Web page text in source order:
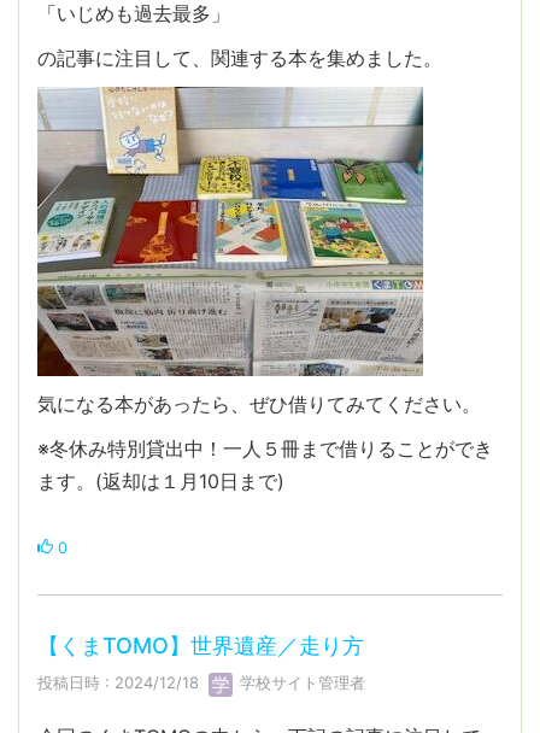
「いじめも過去最多」
の記事に注目して、関連する本を集めました。
気になる本があったら、ぜひ借りてみてください。
※冬休み特別貸出中！一人５冊まで借りることができ
ます。(返却は１月10日まで)
0
【くまTOMO】世界遺産／走り方
投稿日時 : 2024/12/18 学校サイト管理者